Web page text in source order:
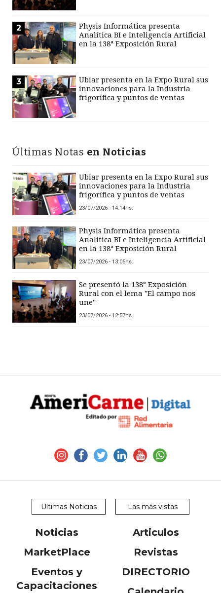
2
Physis Informática presenta
Analítica BI e Inteligencia Artificial
en la 138ª Exposición Rural
3
Ubiar presenta en la Expo Rural sus
innovaciones para la Industria
frigorífica y puntos de ventas
Últimas Notas en Noticias
Ubiar presenta en la Expo Rural sus
innovaciones para la Industria
frigorífica y puntos de ventas
23/07/2026 - 14:14hs.
Physis Informática presenta
Analítica BI e Inteligencia Artificial
en la 138ª Exposición Rural
23/07/2026 - 13:05hs.
Se presentó la 138° Exposición
Rural con el lema "El campo nos
une"
23/07/2026 - 12:57hs.
Ultimas Noticias Las más vistas
Noticias
Articulos
MarketPlace
Revistas
Eventos y
Capacitaciones
DIRECTORIO